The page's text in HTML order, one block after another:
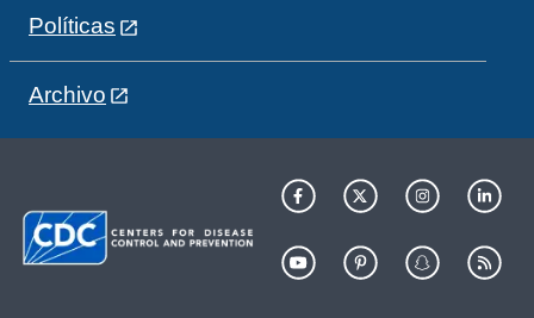
Políticas
Archivo